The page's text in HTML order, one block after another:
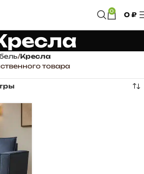
0 0₽
Кресла
товара